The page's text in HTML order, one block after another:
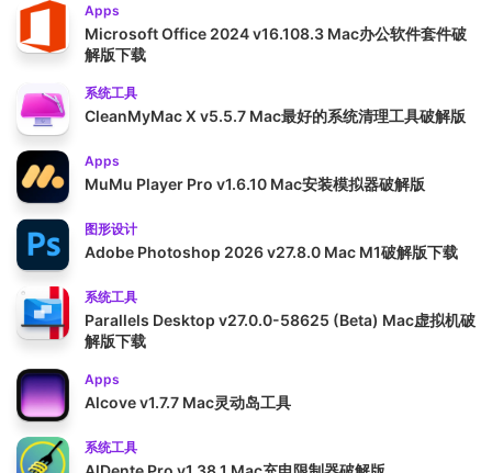
Apps
Microsoft Office 2024 v16.108.3 Mac办公软件套件破
解版下载
系统工具
CleanMyMac X v5.5.7 Mac最好的系统清理工具破解版
Apps
MuMu Player Pro v1.6.10 Mac安装模拟器破解版
图形设计
Adobe Photoshop 2026 v27.8.0 Mac M1破解版下载
系统工具
Parallels Desktop v27.0.0-58625 (Beta) Mac虚拟机破
解版下载
Apps
Alcove v1.7.7 Mac灵动岛工具
系统工具